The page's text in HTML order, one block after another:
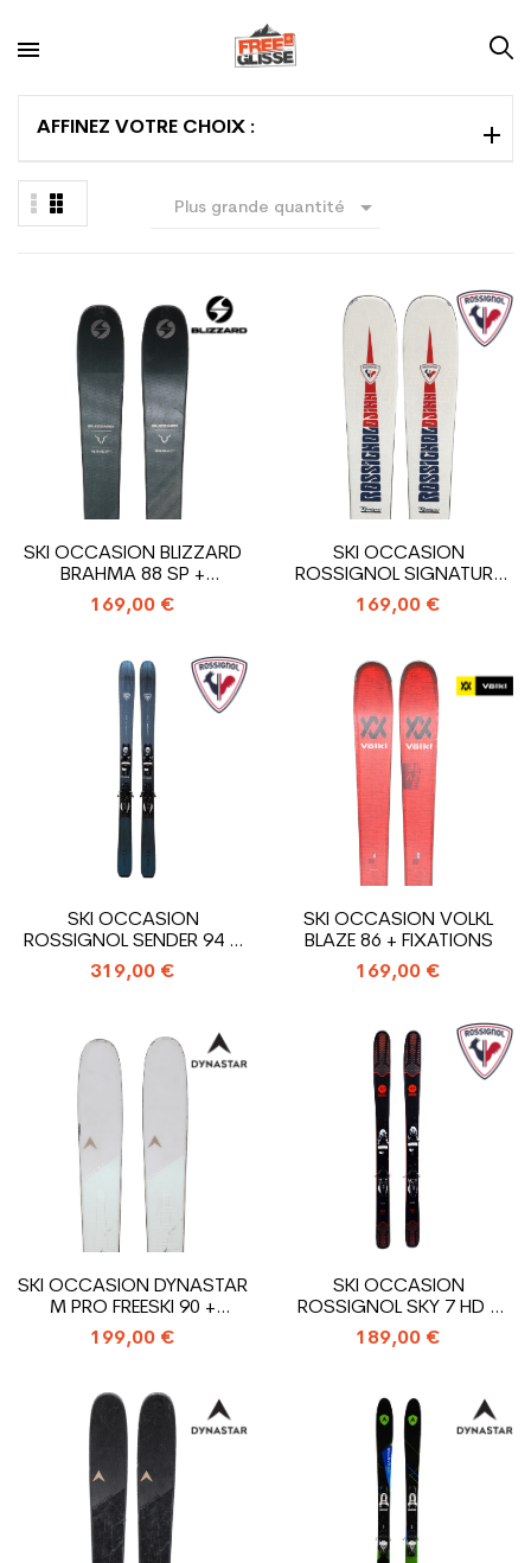
AFFINEZ VOTRE CHOIX :
Plus grande quantité 
SKI OCCASION BLIZZARD
BRAHMA 88 SP +
FIXATIONS
169,00 €
SKI OCCASION
ROSSIGNOL SIGNATURE
DJINN + FIXATIONS
169,00 €
SKI OCCASION
ROSSIGNOL SENDER 94 TI
+ FIXATIONS
319,00 €
SKI OCCASION VOLKL
BLAZE 86 + FIXATIONS
169,00 €
SKI OCCASION DYNASTAR
M PRO FREESKI 90 +
FIXATIONS
199,00 €
SKI OCCASION
ROSSIGNOL SKY 7 HD +
FIXATIONS
189,00 €